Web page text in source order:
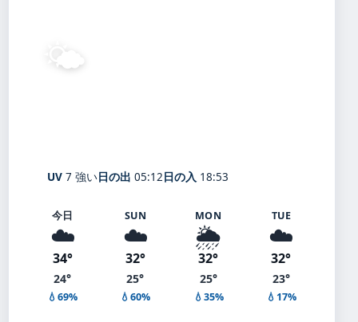
🌤️
UV 7 強い日の出 05:12日の入 18:53
今日
☁️
34°
24°
💧69%
SUN
☁️
32°
25°
💧60%
MON
🌦️
32°
25°
💧35%
TUE
☁️
32°
23°
💧17%